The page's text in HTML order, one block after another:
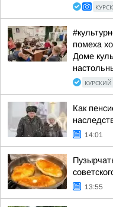
КУРСК
помеха
Доме
КУРСКИЙ
Как
14:01
13:55